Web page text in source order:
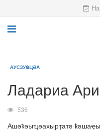
АУСЗУҨЦӘА
Ладариа
536
Ашәҟәыҵәахырҭатә ҟәшаҿы